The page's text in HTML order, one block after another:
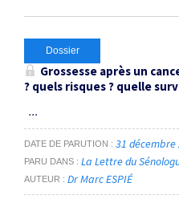
Dossier
Grossesse après un
? quels risques ? quelle
...
DATE DE PARUTION 31 décembre
PARU DANS La Lettre du
AUTEUR Dr Marc ESPIÉ